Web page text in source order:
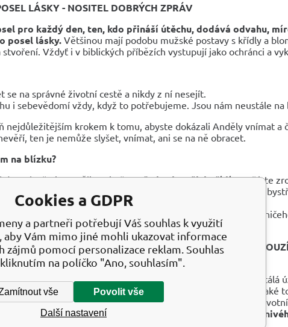
LÁSKY - NOSITEL DOBRÝCH ZPRÁV
pro každý den, ten, kdo přináší útěchu, dodává odvahu,
posel lásky. Většinou mají podobu mužské postavy s křídly a
Vždyť i v biblických příbězích vystupují jako ochránci a
se na správné životní cestě a nikdy z ní nesejít.
i sebevědomí vždy, když to potřebujeme. Jsou nám neustále
nejdůležitějším krokem k tomu, abyste dokázali Anděly vnímat a
ten je nemůže slyšet, vnímat, ani se na ně obracet.
na blízku?
stalo, že jste měli pocit, ževaše kroky někdo řídí. Proč jste
že víc vnímáte vůně, lépe vidíte a vaše smysly jsou celkově
nacházíte kolem sebe bílá pírka, na nebi často vidíte duhu, z
andělé chtějí spojit.
VYVÁŽENÍ - POMÁHÁ V OBDOBÍ PROTI SMUTKU -
který potřebujete, když jste tak dlouho ve stresu, že se neustálá
se smířit s tím, že budete neustále ve stresu. Vzpomeňte si, jaké
během procesu, kdy se někdo vzpamatovává z těžké
dává chuť a vášeň do života. O
bsahuje vlastnosti
Cookies a GDPR
a partneři potřebují Váš souhlas k využití
Vám mimo jiné mohli ukazovat informace
zájmů pomocí personalizace reklam. Souhlas
na políčko "Ano, souhlasím".
vše Povolit vše
Další nastavení